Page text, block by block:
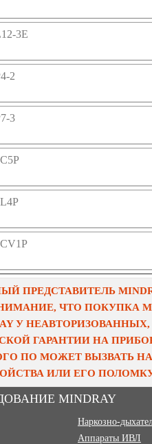
3E
2
3
ПРЕДСТАВИТЕЛЬ
ЧТО ПОКУПКА
У
ГАРАНТИИ НА
ПО МОЖЕТ ВЫЗВАТЬ
ИЛИ ЕГО
MINDRAY
Наркозно-
Аппараты ИВЛ